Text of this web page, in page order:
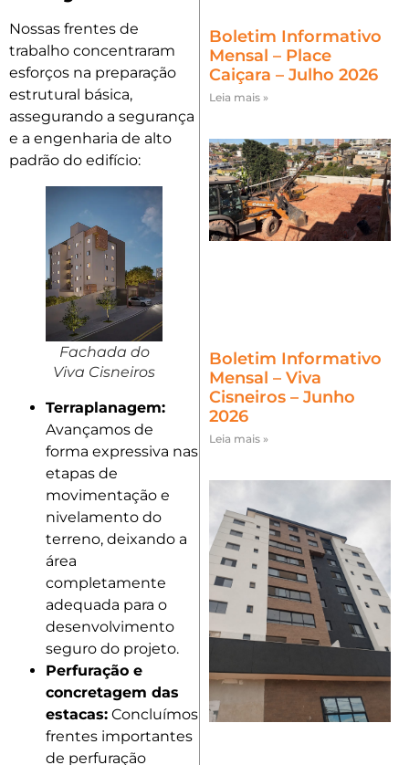
Nossas frentes de
trabalho concentraram
esforços na preparação
estrutural básica,
assegurando a segurança
e a engenharia de alto
padrão do edifício:
Fachada do
Viva Cisneiros
Terraplanagem:
Avançamos de
forma expressiva nas
etapas de
movimentação e
nivelamento do
terreno, deixando a
área
completamente
adequada para o
desenvolvimento
seguro do projeto.
Perfuração e
concretagem das
estacas: Concluímos
frentes importantes
de perfuração
Boletim Informativo
Mensal – Place
Caiçara – Julho 2026
Leia mais »
Boletim Informativo
Mensal – Viva
Cisneiros – Junho
2026
Leia mais »